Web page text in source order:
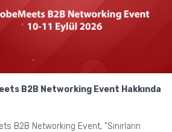
B2B Networking Event Hakkında
B2B Networking Event, "Sınırların